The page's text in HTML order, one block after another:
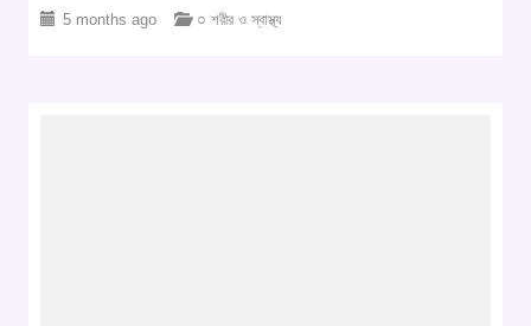
5 months ago ○ শরীর ও স্বাস্থ্য